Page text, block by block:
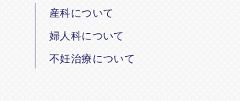
産科について
婦人科について
不妊治療について